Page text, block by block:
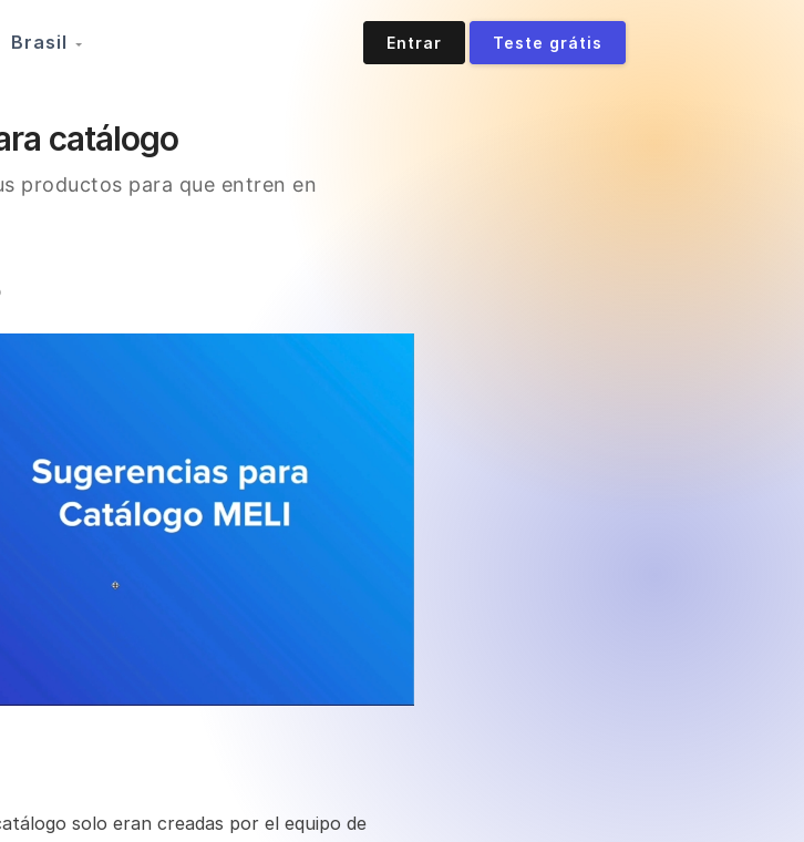
Brasil Entrar Teste grátis
catálogo
productos para que entren en
solo eran creadas por el equipo de